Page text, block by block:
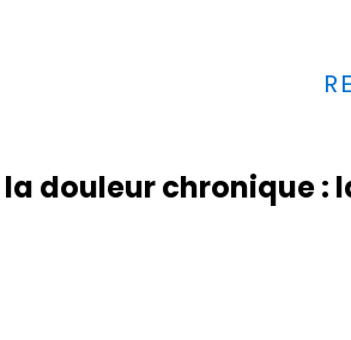
douleur chronique :